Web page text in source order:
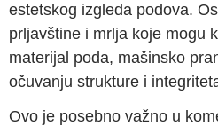
estetskog izgleda podova.
prljavštine i mrlja koje mogu
materijal poda, mašinsko
očuvanju strukture i
Ovo je posebno važno u